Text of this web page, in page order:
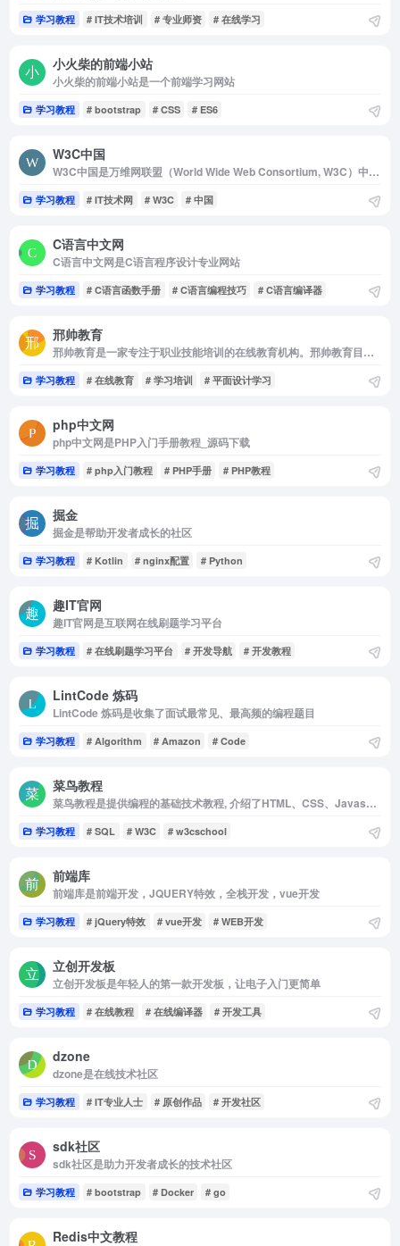
学习教程 # IT技术培训 # 专业师资 # 在线学习
小火柴的前端小站
小火柴的前端小站是一个前端学习网站
学习教程 # bootstrap # CSS # ES6
W3C中国
W3C中国是万维网联盟（World Wide Web Consortium, W3C）中文网
学习教程 # IT技术网 # W3C # 中国
C语言中文网
C语言中文网是C语言程序设计专业网站
学习教程 # C语言函数手册 # C语言编程技巧 # C语言编译器
邢帅教育
邢帅教育是一家专注于职业技能培训的在线教育机构。邢帅教育目前已开设课程...
学习教程 # 在线教育 # 学习培训 # 平面设计学习
php中文网
php中文网是PHP入门手册教程_源码下载
学习教程 # php入门教程 # PHP手册 # PHP教程
掘金
掘金是帮助开发者成长的社区
学习教程 # Kotlin # nginx配置 # Python
趣IT官网
趣IT官网是互联网在线刷题学习平台
学习教程 # 在线刷题学习平台 # 开发导航 # 开发教程
LintCode 炼码
LintCode 炼码是收集了面试最常见、最高频的编程题目
学习教程 # Algorithm # Amazon # Code
菜鸟教程
菜鸟教程是提供编程的基础技术教程, 介绍了HTML、CSS、Javascript、Python，Java，Ruby，C，PHP , MySQL等各种编程语言的基础知识。 同时本站中也提供了大量的在线实例，通过实例，您可以更...
学习教程 # SQL # W3C # w3cschool
前端库
前端库是前端开发，JQUERY特效，全栈开发，vue开发
学习教程 # jQuery特效 # vue开发 # WEB开发
立创开发板
立创开发板是年轻人的第一款开发板，让电子入门更简单
学习教程 # 在线教程 # 在线编译器 # 开发工具
dzone
dzone是在线技术社区
学习教程 # IT专业人士 # 原创作品 # 开发社区
sdk社区
sdk社区是助力开发者成长的技术社区
学习教程 # bootstrap # Docker # go
Redis中文教程